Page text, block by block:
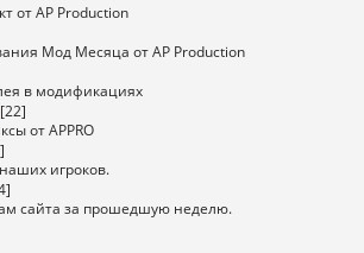
от AP Production
Мод Месяца от AP Production
в модификациях
[22]
от APPRO
игроков.
сайта за прошедшую неделю.